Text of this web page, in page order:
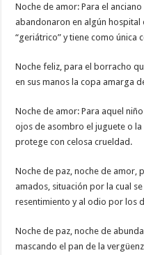
Noche de amor: Para el
abandonaron en algún
“geriátrico” y tiene como única
Noche feliz, para el borracho
en sus manos la copa amarga
Noche de amor: Para aquel
ojos de asombro el juguete o
protege con celosa crueldad.
Noche de paz, noche de amor,
amados, situación por la cual
resentimiento y al odio por los
Noche de paz, noche de
mascando el pan de la